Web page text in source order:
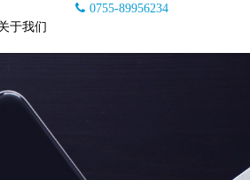
0755-89956234
于我们